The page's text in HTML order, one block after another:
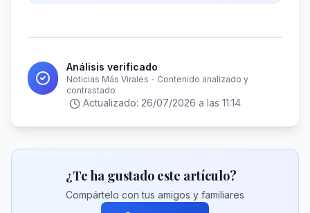
Análisis verificado
Noticias Más Virales - Contenido analizado y
contrastado
Actualizado: 26/07/2026 a las 11:14
¿Te ha gustado este artículo?
Compártelo con tus amigos y familiares